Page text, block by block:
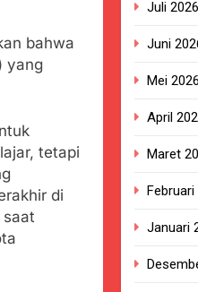
penyelewengan Pengadaan
Thn 2023.
Bersihkan Lingkungan
bahwa
yang
tetapi
di
saat
Juli 2026
Juni
Mei 2026
April
Maret
Februari
Januari